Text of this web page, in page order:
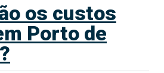
os custos
Porto de